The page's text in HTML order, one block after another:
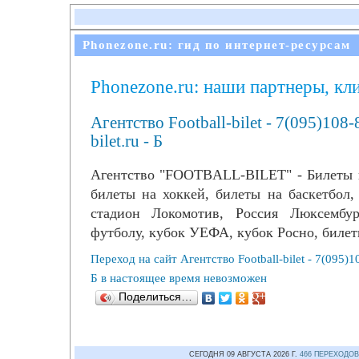
Phonezone.ru: гид по интернет-ресурсам
Phonezone.ru: наши партнеры,
Агентство Football-bilet -
bilet.ru - Б
Агентство "FOOTBALL-BILET" - Билеты
билеты на хоккей, билеты на
стадион Локомотив, Россия
футболу, кубок УЕФА, кубок Росно,
Переход на сайт Агентство Football-bilet -
Б в настоящее время невозможен
Поделиться…
СЕГОДНЯ 09 АВГУСТА 2026 Г. 466 ПЕРЕХОДОВ